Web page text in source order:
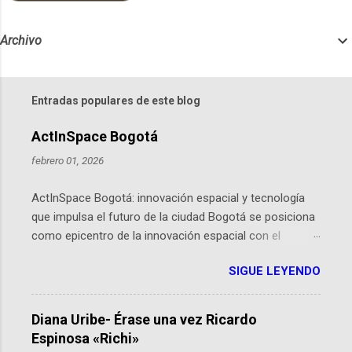
Archivo
Entradas populares de este blog
ActInSpace Bogotá
febrero 01, 2026
ActInSpace Bogotá: innovación espacial y tecnología
que impulsa el futuro de la ciudad Bogotá se posiciona
como epicentro de la innovación espacial con el
hackathon global que convierte tecnologías de la
Agencia Espacial Europea en soluciones prácticas para
la vida cotidiana. Este evento, organizado por el
Planetario de Bogotá del Idartes y la Universidad de los
Andes, reúne a expertos como el presidente de Airbus
SIGUE LEYENDO
Diana Uribe- Érase una vez Ricardo
Espinosa «Richi»